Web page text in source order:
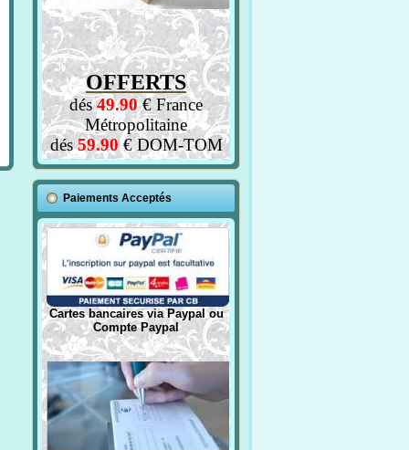
OFFERTS
dés49.90€ France
Métropolitaine
dés59.90€ DOM-TOM
Paiements Acceptés
Cartes bancaires via Paypal ou
Compte Paypal